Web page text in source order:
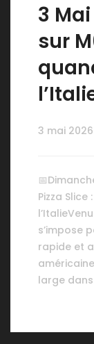
3 Mai
sur
3 mai 2026
Pizza
s’impose
rapide et
large